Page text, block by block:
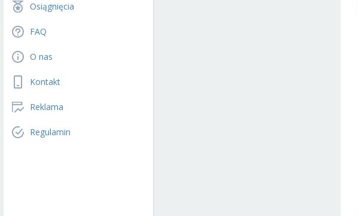
Osiągnięcia
FAQ
O nas
Kontakt
Reklama
Regulamin